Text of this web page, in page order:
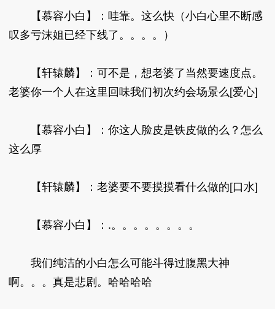
【慕容小白】：哇靠。这么快（小白心里不断感
叹多亏沫姐已经下线了。。。。）
【轩辕麟】：可不是，想老婆了当然要速度点。
老婆你一个人在这里回味我们初次约会场景么[爱心]
【慕容小白】：你这人脸皮是铁皮做的么？怎么
这么厚
【轩辕麟】：老婆要不要摸摸看什么做的[口水]
【慕容小白】：.。。。。。。。。
我们纯洁的小白怎么可能斗得过腹黑大神
啊。。。真是悲剧。哈哈哈哈